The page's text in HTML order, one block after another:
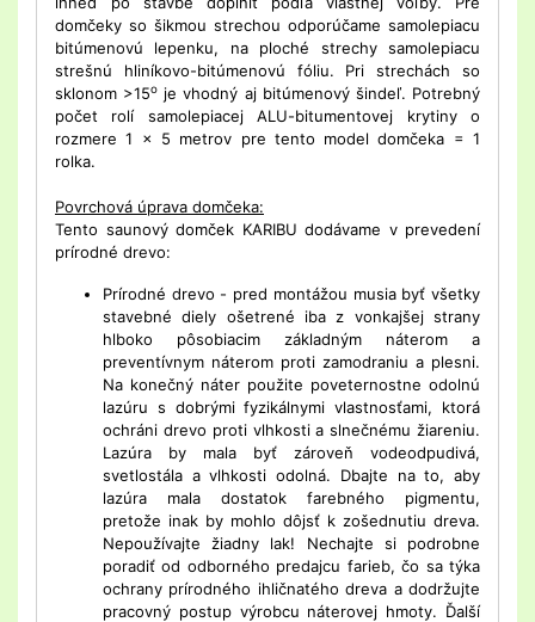
domčeky so šikmou strechou odporúčame samolepiacu
bitúmenovú lepenku, na ploché strechy samolepiacu
strešnú hliníkovo-bitúmenovú fóliu. Pri strechách so
sklonom >15o je vhodný aj bitúmenový šindeľ. Potrebný
počet rolí samolepiacej ALU-bitumentovej krytiny o
rozmere 1 x 5 metrov pre tento model domčeka = 1
rolka.
Povrchová úprava domčeka:
Tento saunový domček KARIBU dodávame v prevedení
prírodné drevo:
Prírodné drevo - pred montážou musia byť všetky
stavebné diely ošetrené iba z vonkajšej strany
hlboko pôsobiacim základným náterom a
preventívnym náterom proti zamodraniu a plesni.
Na konečný náter použite poveternostne odolnú
lazúru s dobrými fyzikálnymi vlastnosťami, ktorá
ochráni drevo proti vlhkosti a slnečnému žiareniu.
Lazúra by mala byť zároveň vodeodpudivá,
svetlostála a vlhkosti odolná. Dbajte na to, aby
lazúra mala dostatok farebného pigmentu,
pretože inak by mohlo dôjsť k zošednutiu dreva.
Nepoužívajte žiadny lak! Nechajte si podrobne
poradiť od odborného predajcu farieb, čo sa týka
ochrany prírodného ihličnatého dreva a dodržujte
pracovný postup výrobcu náterovej hmoty. Ďalší